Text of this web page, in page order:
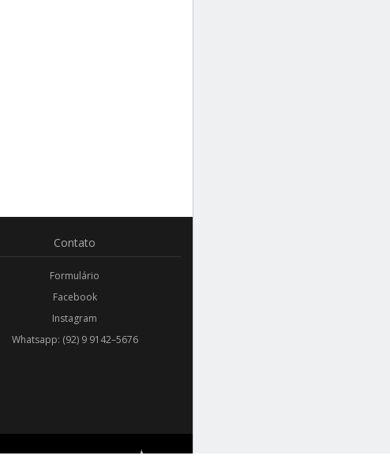
Contato
Formulário
Facebook
Instagram
Whatsapp: (92) 9 9142–5676